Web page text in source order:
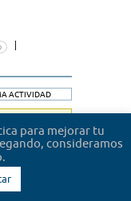
para mejorar tu
consideramos